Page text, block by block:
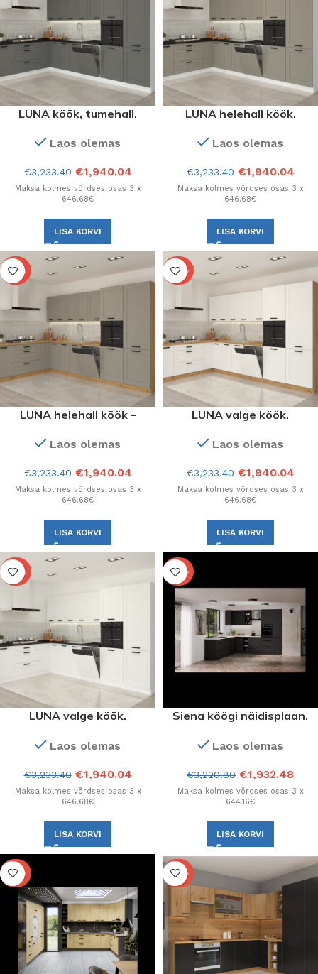
LUNA köök, tumehall.
Laos olemas
€3,233.40 €1,940.04
Maksa kolmes võrdses osas 3 x
646.68€
LISA KORVI
LUNA helehall köök.
Laos olemas
€3,233.40 €1,940.04
Maksa kolmes võrdses osas 3 x
646.68€
LISA KORVI
-40%
LUNA helehall köök –
Laos olemas
€3,233.40 €1,940.04
Maksa kolmes võrdses osas 3 x
646.68€
LISA KORVI
-40%
LUNA valge köök.
Laos olemas
€3,233.40 €1,940.04
Maksa kolmes võrdses osas 3 x
646.68€
LISA KORVI
-40%
LUNA valge köök.
Laos olemas
€3,233.40 €1,940.04
Maksa kolmes võrdses osas 3 x
646.68€
LISA KORVI
-40%
Siena köögi näidisplaan.
Laos olemas
€3,220.80 €1,932.48
Maksa kolmes võrdses osas 3 x
644.16€
LISA KORVI
-40% -40%